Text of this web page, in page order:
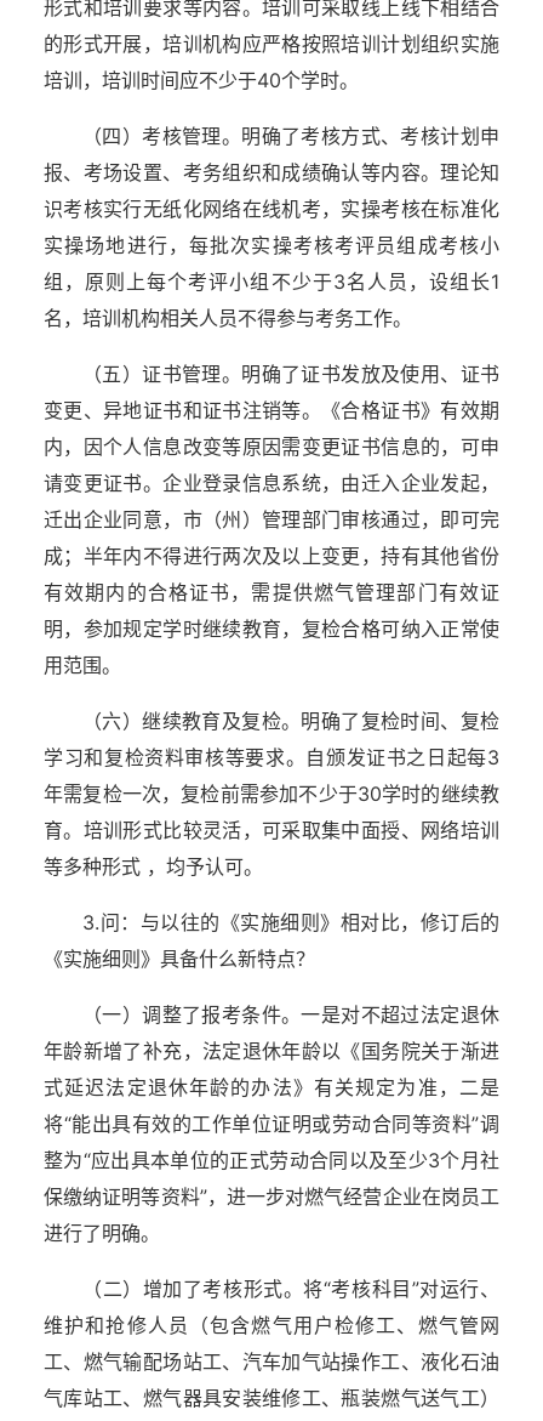
形式和培训要求等内容。培训可采取线上线下相结合
的形式开展，培训机构应严格按照培训计划组织实施
培训，培训时间应不少于40个学时。
（四）考核管理。明确了考核方式、考核计划申
报、考场设置、考务组织和成绩确认等内容。理论知
识考核实行无纸化网络在线机考，实操考核在标准化
实操场地进行，每批次实操考核考评员组成考核小
组，原则上每个考评小组不少于3名人员，设组长1
名，培训机构相关人员不得参与考务工作。
（五）证书管理。明确了证书发放及使用、证书
变更、异地证书和证书注销等。《合格证书》有效期
内，因个人信息改变等原因需变更证书信息的，可申
请变更证书。企业登录信息系统，由迁入企业发起，
迁出企业同意，市（州）管理部门审核通过，即可完
成；半年内不得进行两次及以上变更，持有其他省份
有效期内的合格证书，需提供燃气管理部门有效证
明，参加规定学时继续教育，复检合格可纳入正常使
用范围。
（六）继续教育及复检。明确了复检时间、复检
学习和复检资料审核等要求。自颁发证书之日起每3
年需复检一次，复检前需参加不少于30学时的继续教
育。培训形式比较灵活，可采取集中面授、网络培训
等多种形式 ，均予认可。
3.问：与以往的《实施细则》相对比，修订后的
《实施细则》具备什么新特点？
（一）调整了报考条件。一是对不超过法定退休
年龄新增了补充，法定退休年龄以《国务院关于渐进
式延迟法定退休年龄的办法》有关规定为准，二是
将“能出具有效的工作单位证明或劳动合同等资料”调
整为“应出具本单位的正式劳动合同以及至少3个月社
保缴纳证明等资料”，进一步对燃气经营企业在岗员工
进行了明确。
（二）增加了考核形式。将“考核科目”对运行、
维护和抢修人员（包含燃气用户检修工、燃气管网
工、燃气输配场站工、汽车加气站操作工、液化石油
气库站工、燃气器具安装维修工、瓶装燃气送气工）